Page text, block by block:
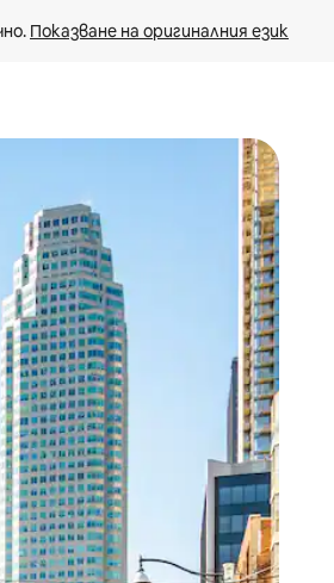
Показване на оригиналния език
навигирайте с докосване или